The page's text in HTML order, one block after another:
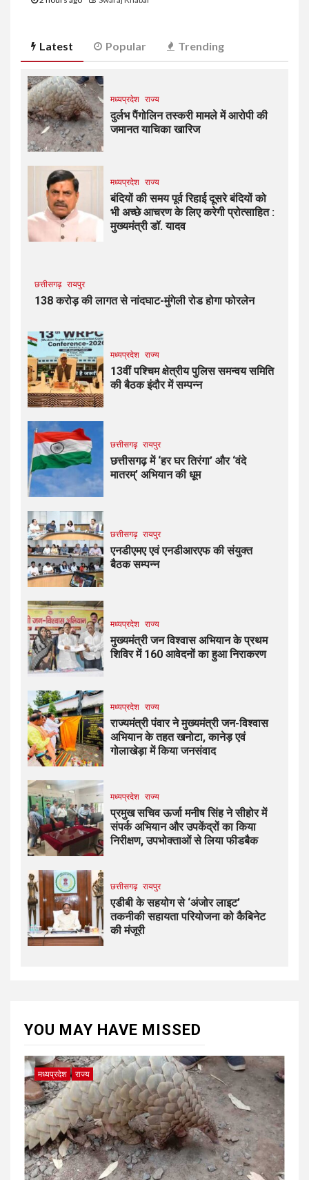
Latest Popular Trending
मध्यप्रदेश राज्य
दुर्लभ पैंगोलिन तस्करी मामले में आरोपी की
जमानत याचिका खारिज
मध्यप्रदेश राज्य
बंदियों की समय पूर्व रिहाई दूसरे बंदियों को
भी अच्छे आचरण के लिए करेगी प्रोत्साहित :
मुख्यमंत्री डॉ. यादव
छत्तीसगढ़ रायपुर
138 करोड़ की लागत से नांदघाट-मुंगेली रोड होगा फोरलेन
मध्यप्रदेश राज्य
13वीं पश्चिम क्षेत्रीय पुलिस समन्वय समिति
की बैठक इंदौर में सम्पन्न
छत्तीसगढ़ रायपुर
छत्तीसगढ़ में ‘हर घर तिरंगा’ और ‘वंदे
मातरम्’ अभियान की धूम
छत्तीसगढ़ रायपुर
एनडीएमए एवं एनडीआरएफ की संयुक्त
बैठक सम्पन्न
मध्यप्रदेश राज्य
मुख्यमंत्री जन विश्वास अभियान के प्रथम
शिविर में 160 आवेदनों का हुआ निराकरण
मध्यप्रदेश राज्य
राज्यमंत्री पंवार ने मुख्यमंत्री जन-विश्वास
अभियान के तहत खनोटा, कानेड़ एवं
गोलाखेड़ा में किया जनसंवाद
मध्यप्रदेश राज्य
प्रमुख सचिव ऊर्जा मनीष सिंह ने सीहोर में
संपर्क अभियान और उपकेंद्रों का किया
निरीक्षण, उपभोक्ताओं से लिया फीडबैक
छत्तीसगढ़ रायपुर
एडीबी के सहयोग से ‘अंजोर लाइट’
तकनीकी सहायता परियोजना को कैबिनेट
की मंजूरी
YOU MAY HAVE MISSED
मध्यप्रदेश राज्य